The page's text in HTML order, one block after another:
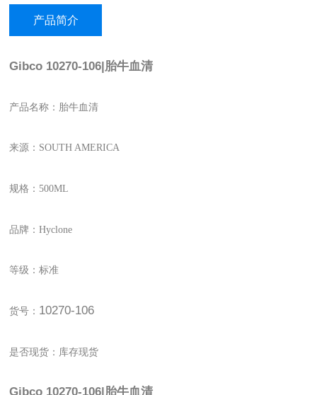
产品简介
Gibco 10270-106|胎牛血清
产品名称：胎牛血清
来源：SOUTH AMERICA
规格：500ML
品牌：Hyclone
等级：标准
货号： 10270-106
是否现货：库存现货
Gibco 10270-106|胎牛血清